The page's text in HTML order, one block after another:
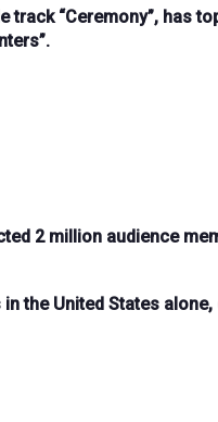
track “Ceremony”, has
2 million audience
the United States